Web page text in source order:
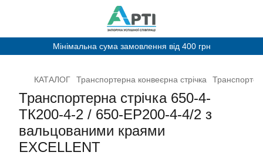
Мінімальна сума замовлення від 400 грн
КАТАЛОГ Транспортерна конвеєрна стрічка
Транспортерна стрічка 650-4-
ТК200-4-2 / 650-EP200-4-4/2 з
вальцованими краями
EXCELLENT